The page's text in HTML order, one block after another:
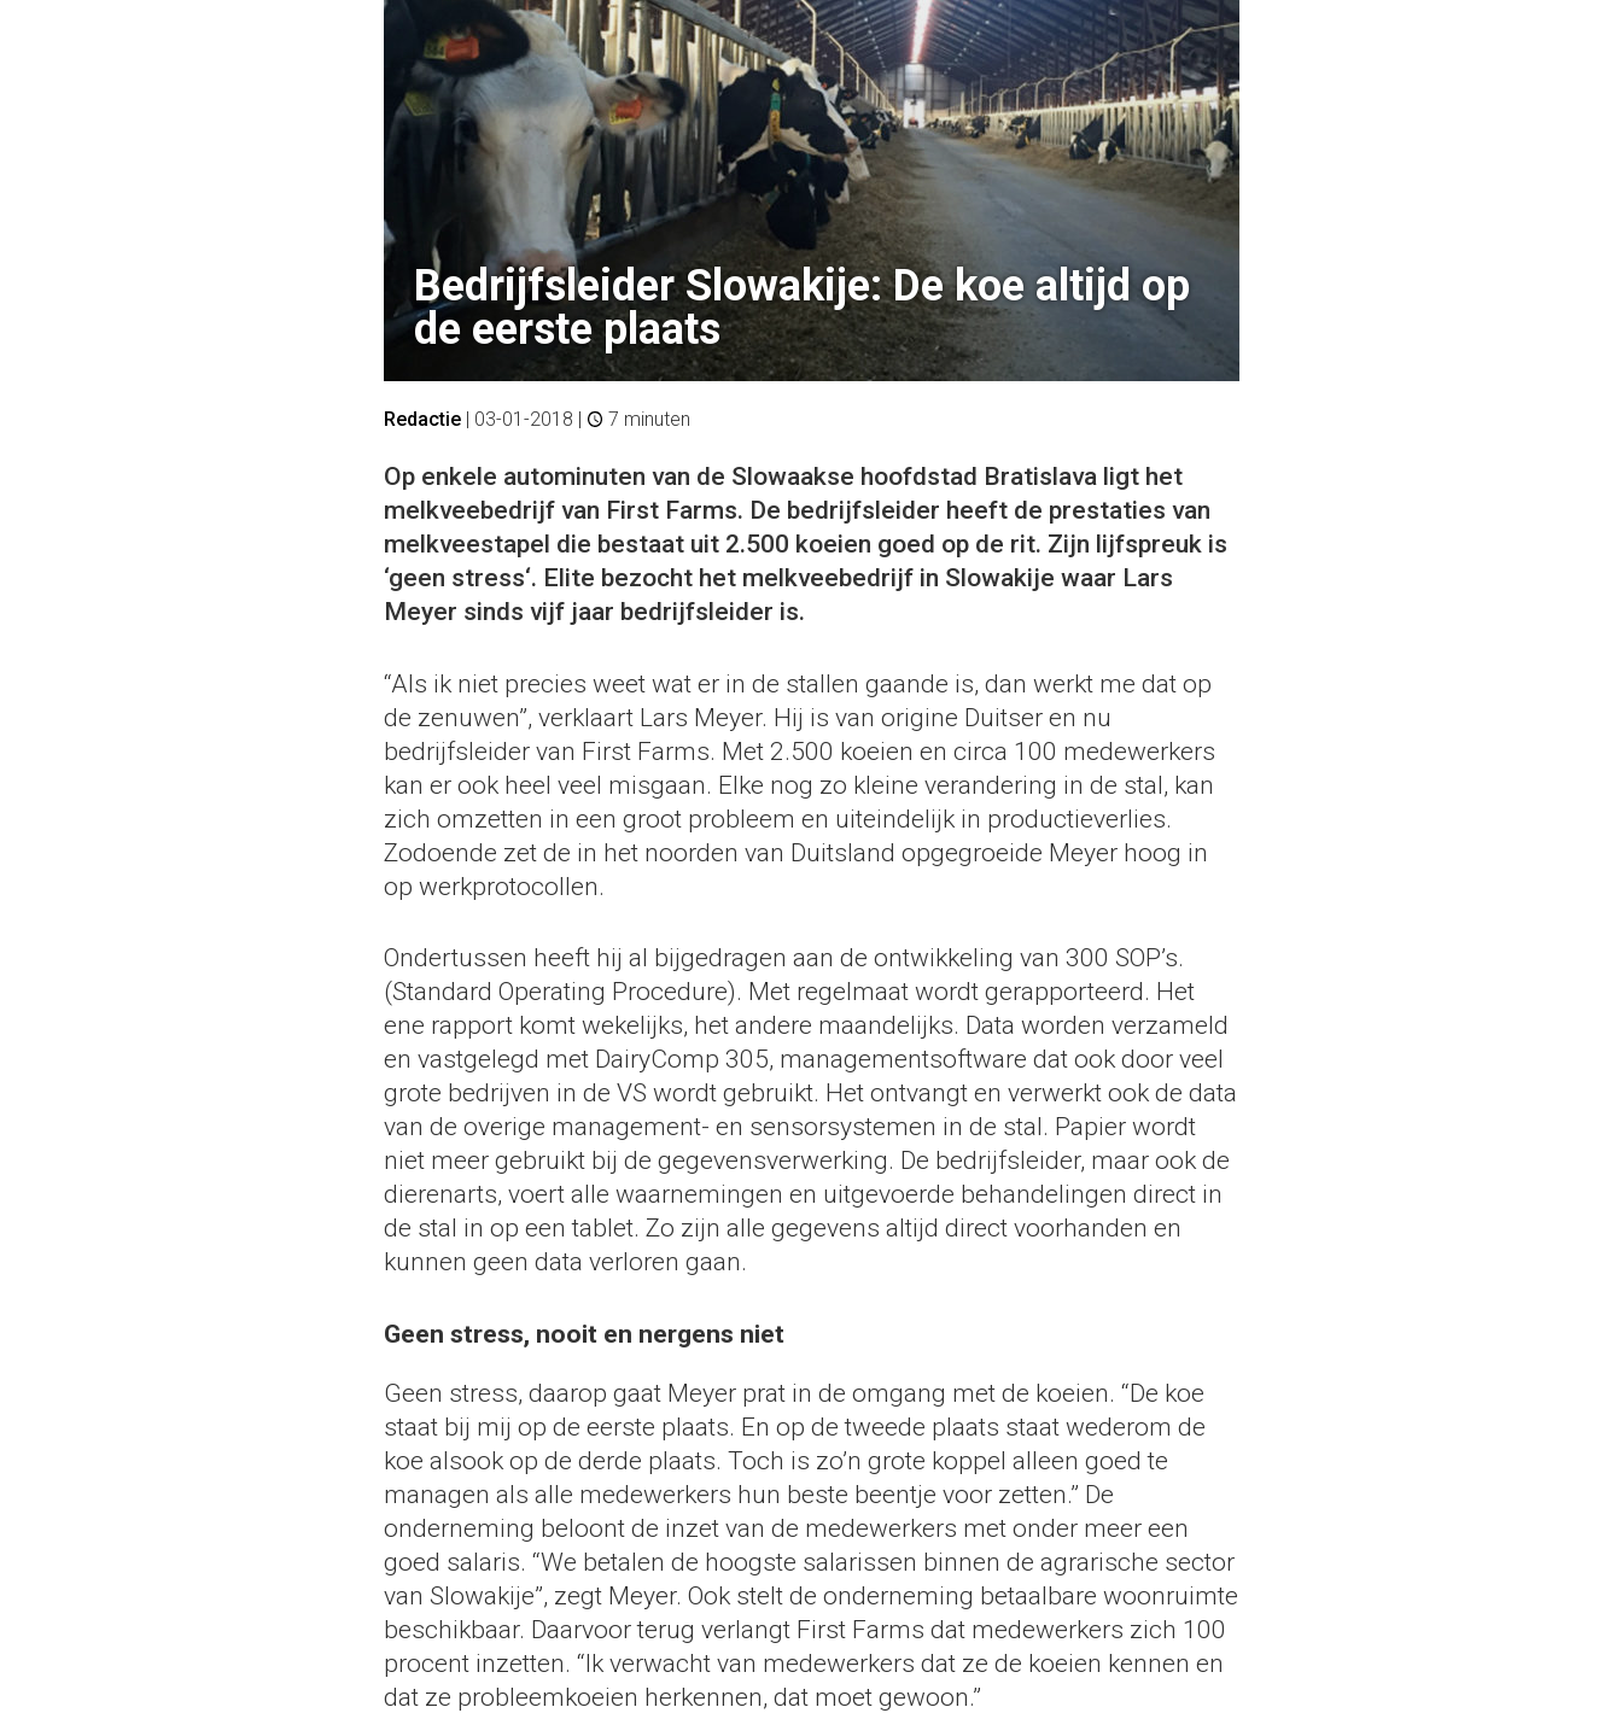
Bedrijfsleider Slowakije: De koe altijd op
de eerste plaats
Redactie| 03-01-2018 | 7 minuten
Op enkele autominuten van de Slowaakse hoofdstad Bratislava ligt het
melkveebedrijf van First Farms. De bedrijfsleider heeft de prestaties van
melkveestapel die bestaat uit 2.500 koeien goed op de rit. Zijn lijfspreuk is
‘geen stress‘. Elite bezocht het melkveebedrijf in Slowakije waar Lars
Meyer sinds vijf jaar bedrijfsleider is.
“Als ik niet precies weet wat er in de stallen gaande is, dan werkt me dat op
de zenuwen”, verklaart Lars Meyer. Hij is van origine Duitser en nu
bedrijfsleider van First Farms. Met 2.500 koeien en circa 100 medewerkers
kan er ook heel veel misgaan. Elke nog zo kleine verandering in de stal, kan
zich omzetten in een groot probleem en uiteindelijk in productieverlies.
Zodoende zet de in het noorden van Duitsland opgegroeide Meyer hoog in
op werkprotocollen.
Ondertussen heeft hij al bijgedragen aan de ontwikkeling van 300 SOP’s.
(Standard Operating Procedure). Met regelmaat wordt gerapporteerd. Het
ene rapport komt wekelijks, het andere maandelijks. Data worden verzameld
en vastgelegd met DairyComp 305, managementsoftware dat ook door veel
grote bedrijven in de VS wordt gebruikt. Het ontvangt en verwerkt ook de data
van de overige management- en sensorsystemen in de stal. Papier wordt
niet meer gebruikt bij de gegevensverwerking. De bedrijfsleider, maar ook de
dierenarts, voert alle waarnemingen en uitgevoerde behandelingen direct in
de stal in op een tablet. Zo zijn alle gegevens altijd direct voorhanden en
kunnen geen data verloren gaan.
Geen stress, nooit en nergens niet
Geen stress, daarop gaat Meyer prat in de omgang met de koeien. “De koe
staat bij mij op de eerste plaats. En op de tweede plaats staat wederom de
koe alsook op de derde plaats. Toch is zo’n grote koppel alleen goed te
managen als alle medewerkers hun beste beentje voor zetten.” De
onderneming beloont de inzet van de medewerkers met onder meer een
goed salaris. “We betalen de hoogste salarissen binnen de agrarische sector
van Slowakije”, zegt Meyer. Ook stelt de onderneming betaalbare woonruimte
beschikbaar. Daarvoor terug verlangt First Farms dat medewerkers zich 100
procent inzetten. “Ik verwacht van medewerkers dat ze de koeien kennen en
dat ze probleemkoeien herkennen, dat moet gewoon.”